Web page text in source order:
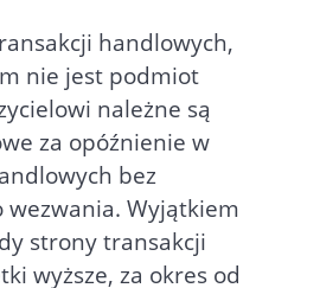
handlowych,
nie jest podmiot
należne są
za opóźnienie w
bez
wezwania. Wyjątkiem
strony transakcji
wyższe, za okres od